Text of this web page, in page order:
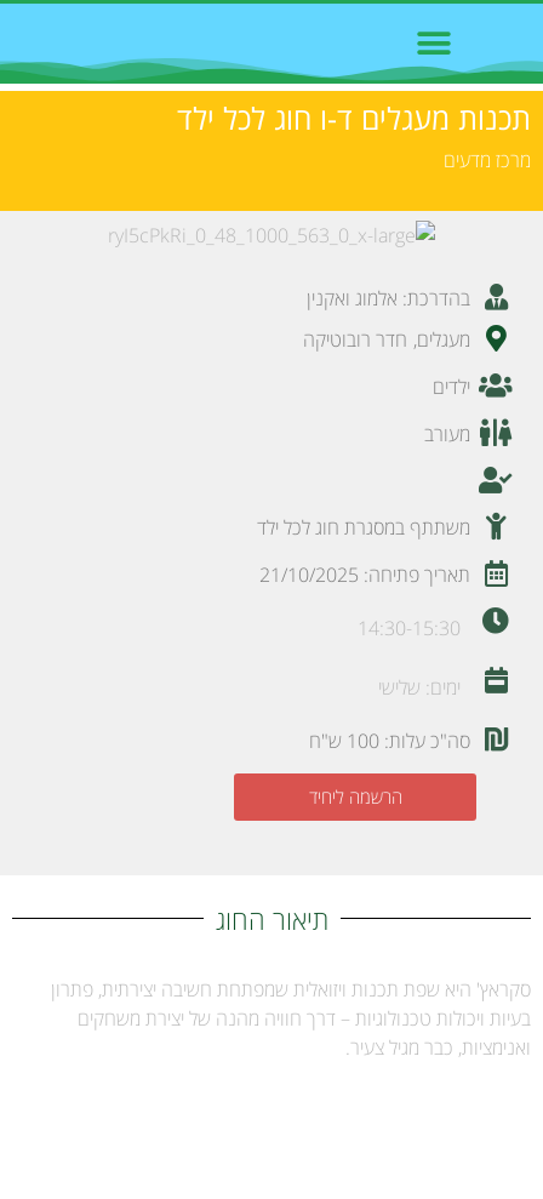
פרטי החוג
תכנות מעגלים ד-ו חוג לכל ילד
מרכז מדעים
בהדרכת: אלמוג ואקנין
מעגלים, חדר רובוטיקה
ילדים
מעורב
משתתף במסגרת חוג לכל ילד
תאריך פתיחה: 21/10/2025
14:30-15:30
ימים: שלישי
סה"כ עלות: 100 ש"ח
הרשמה ליחיד
תיאור החוג
סקראץ' היא שפת תכנות ויזואלית שמפתחת חשיבה יצירתית, פתרון
בעיות ויכולות טכנולוגיות – דרך חוויה מהנה של יצירת משחקים
ואנימציות, כבר מגיל צעיר.